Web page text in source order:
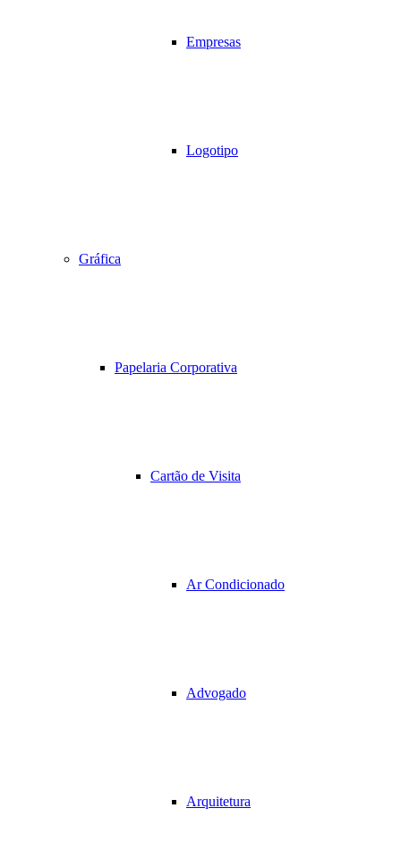
Empresas
Logotipo
Gráfica
Papelaria Corporativa
Cartão de Visita
Ar Condicionado
Advogado
Arquitetura